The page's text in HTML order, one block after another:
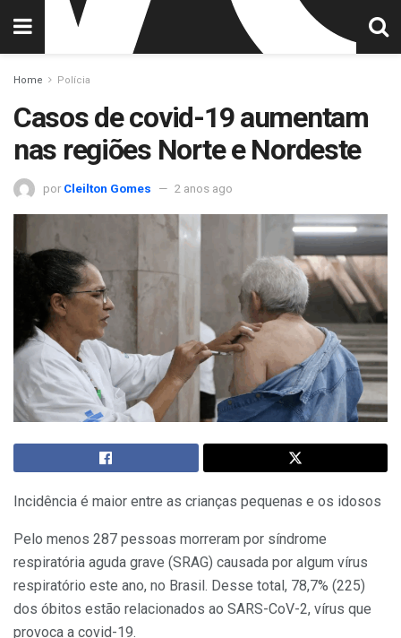
Home Polícia
Casos de covid-19 aumentam
nas regiões Norte e Nordeste
por Cleilton Gomes 2 anos ago
Incidência é maior entre as crianças pequenas e os idosos
Pelo menos 287 pessoas morreram por síndrome
respiratória aguda grave (SRAG) causada por algum vírus
respiratório este ano, no Brasil. Desse total, 78,7% (225)
dos óbitos estão relacionados ao SARS-CoV-2, vírus que
provoca a covid-19.